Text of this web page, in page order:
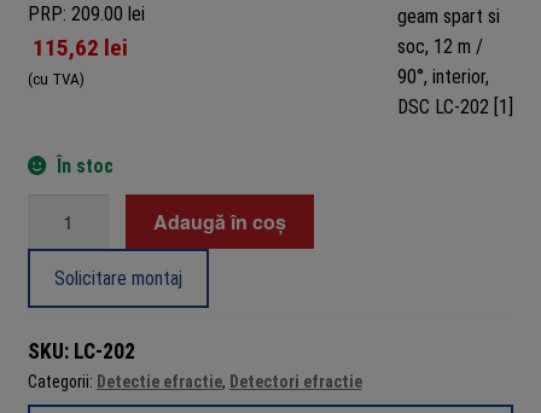
PRP: 209.00 lei
115,62 lei
(cu TVA)
În stoc
cu
geam
Adaugă în coș
Solicitare montaj
SKU: LC-202
Categorii: Detectie efractie, Detectori efractie